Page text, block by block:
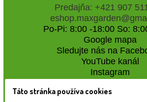
Predajňa: +421 907
Po-Pi: 8:00 -18:00 So:
Google mapa
Sledujte nás na
YouTube kanál
Instagram
Naše záhradné
Táto stránka používa cookies